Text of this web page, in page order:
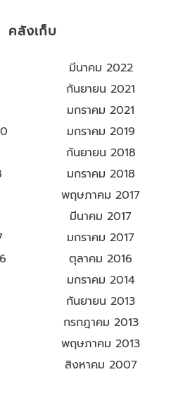
คลังเก็บ
มีนาคม 2022
กันยายน 2021
มกราคม 2021
มกราคม 2019
กันยายน 2018
มกราคม 2018
พฤษภาคม 2017
มีนาคม 2017
มกราคม 2017
ตุลาคม 2016
มกราคม 2014
กันยายน 2013
กรกฎาคม 2013
พฤษภาคม 2013
สิงหาคม 2007